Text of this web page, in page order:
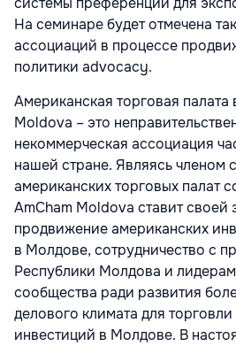
На семинаре будет отмечена
ассоциаций в процессе
политики advocacy.
Американская торговая
Moldova – это
некоммерческая ассоциация
нашей стране. Являясь членом
американских торговых палат
AmCham Moldova ставит своей
продвижение американских
в Молдове, сотрудничество с
Республики Молдова и
сообщества ради развития
делового климата для
инвестиций в Молдове. В